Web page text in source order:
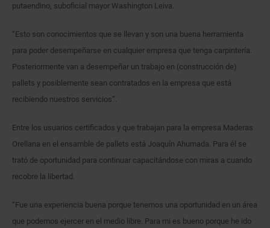
putaendino, suboficial mayor Washington Leiva.
“Esto son conocimientos que se llevan y son una buena herramienta
para poder desempeñarse en cualquier empresa que tenga carpintería.
Posteriormente van a desempeñar un trabajo en (construcción de)
pallets y posiblemente sean contratados en la empresa que está
recibiendo nuestros servicios”.
Entre los usuarios certificados y que trabajan para la empresa Maderas
Orellana en el ensamble de pallets está Joaquín Ahumada. Para él se
trató de oportunidad para continuar capacitándose con miras a cuando
recobre la libertad.
“Fue una experiencia buena porque tenemos una oportunidad en un área
que podemos ejercer en el medio libre. Para mi es bueno porque he ido